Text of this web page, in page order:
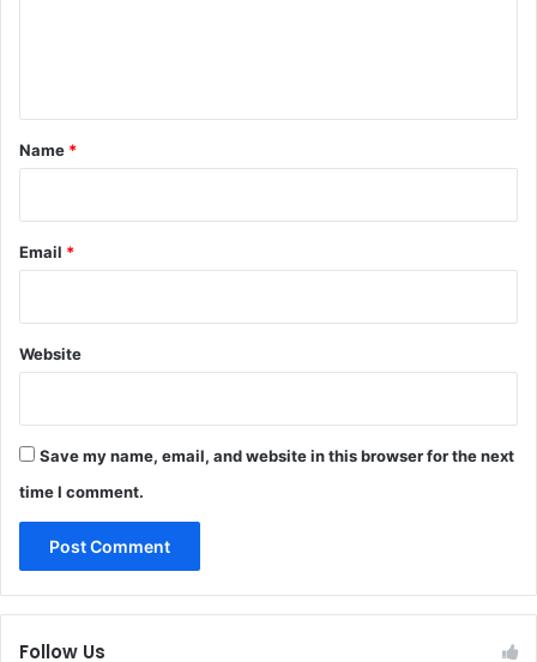
*
Name *
Email *
Website
Save my name, email, and website in this browser for the next
time I comment.
Follow Us